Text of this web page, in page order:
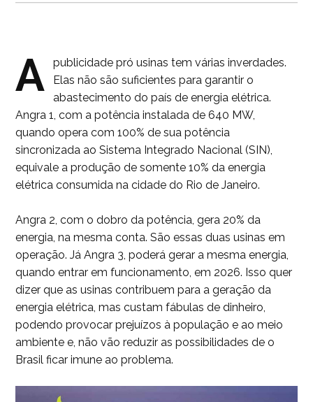
A
publicidade pró usinas tem várias inverdades.
Elas não são suficientes para garantir o
abastecimento do país de energia elétrica.
Angra 1, com a potência instalada de 640 MW,
quando opera com 100% de sua potência
sincronizada ao Sistema Integrado Nacional (SIN),
equivale a produção de somente 10% da energia
elétrica consumida na cidade do Rio de Janeiro.
Angra 2, com o dobro da potência, gera 20% da
energia, na mesma conta. São essas duas usinas em
operação. Já Angra 3, poderá gerar a mesma energia,
quando entrar em funcionamento, em 2026. Isso quer
dizer que as usinas contribuem para a geração da
energia elétrica, mas custam fábulas de dinheiro,
podendo provocar prejuízos à população e ao meio
ambiente e, não vão reduzir as possibilidades de o
Brasil ficar imune ao problema.